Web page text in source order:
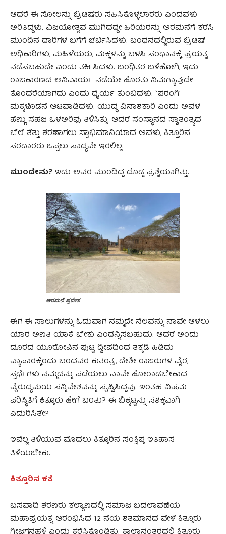
ಆದರೆ ಈ ಸೋಲನ್ನು ಬ್ರಿಟಿಷರು ಸಹಿಸಿಕೊಳ್ಳಲಾರರು ಎಂದವಳು
ಅರಿತಿದ್ದಳು. ವಿಜಯೋತ್ಸವ ಮುಗಿದದ್ದೇ ಹಿರಿಯರನ್ನು ಅರಮನೆಗೆ ಕರೆಸಿ
ಮುಂದಿನ ದಾರಿಗಳ ಬಗೆಗೆ ಚರ್ಚಿಸಿದಳು. ಬಂಧನದಲ್ಲಿರುವ ಬ್ರಿಟಿಷ್
ಅಧಿಕಾರಿಗಳು, ಮಹಿಳೆಯರು, ಮಕ್ಕಳನ್ನು ಬಳಸಿ ಸಂಧಾನಕ್ಕೆ ಪ್ರಯತ್ನ
ನಡೆಸಬಹುದೇ ಎಂದು ತರ್ಕಿಸಿದಳು. ಬಂಧಿತರ ಬಳಿಹೋಗಿ, ಇದು
ರಾಜಕಾರಣದ ಅನಿವಾರ್ಯ ನಡೆಯೇ ಹೊರತು ನಿಮಗ್ಯಾವುದೇ
ತೊಂದರೆಯಾಗದು ಎಂದು ಧೈರ್ಯ ತುಂಬಿದಳು. `ಪರಂಗಿ’
ಮಕ್ಕಳೊಡನೆ ಆಟವಾಡಿದಳು. ಯುದ್ಧ ವಿನಾಶಕಾರಿ ಎಂದು ಅವಳ
ಹೆಣ್ಣು ಸಹಜ ಒಳಅರಿವು ತಿಳಿಸಿತ್ತು. ಆದರೆ ಸಂಸ್ಥಾನದ ಸ್ವಾತಂತ್ರ್ಯದ
ಬೆಲೆ ತೆತ್ತು ಶರಣಾಗಲು ಸ್ವಾಭಿಮಾನಿಯಾದ ಅವಳು, ಕಿತ್ತೂರಿನ
ಸರದಾರರು ಒಪ್ಪಲು ಸಾಧ್ಯವೇ ಇರಲಿಲ್ಲ.
ಮುಂದೇನು?ಇದು ಅವರ ಮುಂದಿದ್ದ ದೊಡ್ಡ ಪ್ರಶ್ನೆಯಾಗಿತ್ತು.
ಅರಮನೆ ಪ್ರವೇಶ
ಈಗ ಈ ಸಾಲುಗಳನ್ನು ಓದುವಾಗ ನಮ್ಮದೇ ನೆಲವನ್ನು ನಾವೇ ಆಳಲು
ಯಾರ ಅಣತಿ ಯಾಕೆ ಬೇಕು ಎಂದೆನ್ನಿಸಬಹುದು. ಆದರೆ ಅಂದು
ದೂರದ ಯೂರೋಪಿನ ಪುಟ್ಟ ದ್ವೀಪದಿಂದ ತಕ್ಕಡಿ ಹಿಡಿದು
ವ್ಯಾಪಾರಕ್ಕೆಂದು ಬಂದವರ ಕುತಂತ್ರ, ದೇಶೀ ರಾಜರುಗಳ ವೈರ,
ಸ್ಪರ್ಧೆಗಳು ನಮ್ಮದನ್ನು ಪಡೆಯಲು ನಾವೇ ಹೋರಾಡಬೇಕಾದ
ವೈರುಧ್ಯಮಯ ಸನ್ನಿವೇಶವನ್ನು ಸೃಷ್ಟಿಸಿದ್ದವು. ಇಂತಹ ವಿಷಮ
ಪರಿಸ್ಥಿತಿಗೆ ಕಿತ್ತೂರು ಹೇಗೆ ಬಂತು? ಈ ಬಿಕ್ಕಟ್ಟನ್ನು ಸಶಕ್ತವಾಗಿ
ಎದುರಿಸಿತೇ?
ಇವೆಲ್ಲ ತಿಳಿಯುವ ಮೊದಲು ಕಿತ್ತೂರಿನ ಸಂಕ್ಷಿಪ್ತ ಇತಿಹಾಸ
ತಿಳಿಯಬೇಕು.
ಕಿತ್ತೂರಿನ ಕತೆ
ಬಸವಾದಿ ಶರಣರು ಕಲ್ಯಾಣದಲ್ಲಿ ಸಮಾಜ ಬದಲಾವಣೆಯ
ಮಹಾಪ್ರಯತ್ನ ಆರಂಭಿಸಿದ 12 ನೆಯ ಶತಮಾನದ ವೇಳೆ ಕಿತ್ತೂರು